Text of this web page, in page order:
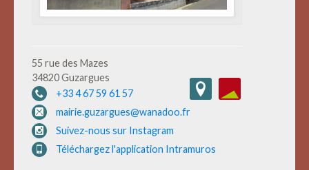
55 rue des Mazes
34820 Guzargues
+33 4 67 59 61 57
mairie.guzargues@wanadoo.fr
Suivez-nous sur Instagram
Téléchargez l'application Intramuros